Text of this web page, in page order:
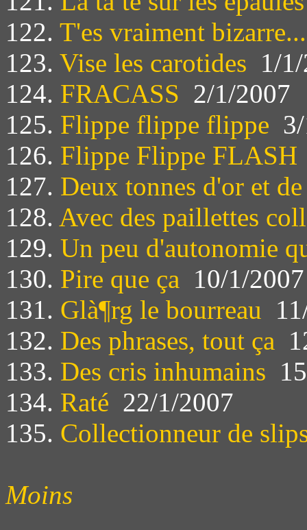
122. T'es vraiment bizarre...
123. Vise les carotides 1/
124. FRACASS 2/1/2007
125. Flippe flippe flippe
126. Flippe Flippe FLASH
127. Deux tonnes d'or et
128. Avec des paillettes
129. Un peu d'autonomie
130. Pire que ça 10/1/2007
131. Glà¶rg le bourreau
132. Des phrases, tout ça
133. Des cris inhumains
134. Raté 22/1/2007
135. Collectionneur de
Moins